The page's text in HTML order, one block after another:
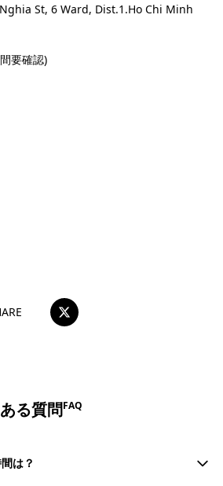
St, 6 Ward, Dist.1.Ho Chi Minh
要確認)
る質問FAQ
は？